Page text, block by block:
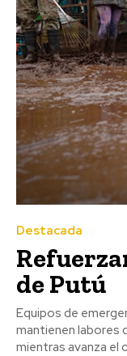
Destacada
de Putú
Equipos de
mantienen labores
mientras avanza el